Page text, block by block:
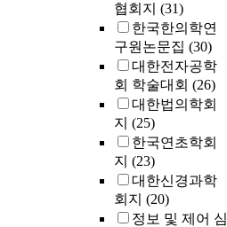
협회지 (31)
한국한의학연
구원논문집 (30)
대한전자공학
회 학술대회 (26)
대한법의학회
지 (25)
한국연초학회
지 (23)
대한신경과학
회지 (20)
정보 및 제어 심